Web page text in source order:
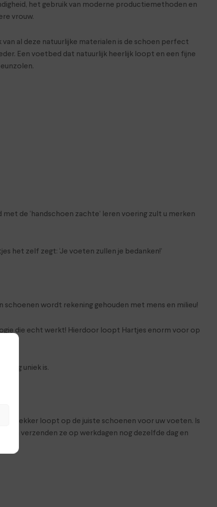
het gebruik van moderne productiemethoden en
vrouw.
al deze natuurlijke materialen is de schoen perfect
Een voetbed dat natuurlijk heerlijk loopt en een fijne
de ‘handschoen zachte’ leren voering zult u merken
zelf zegt: ‘Je voeten zullen je bedanken!’
wordt rekening gehouden met mens en milieu!
die echt werkt! Hierdoor loopt Hartjes enorm voor op
erg uniek is.
je lekker loopt op de juiste schoenen voor uw voeten. Is
Wij verzenden ze op werkdagen nog dezelfde dag en